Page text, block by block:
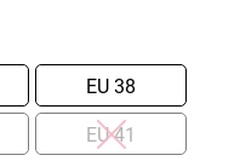
38
41